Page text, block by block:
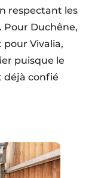
respectant les
Pour Duchêne,
pour Vivalia,
puisque le
déjà confié